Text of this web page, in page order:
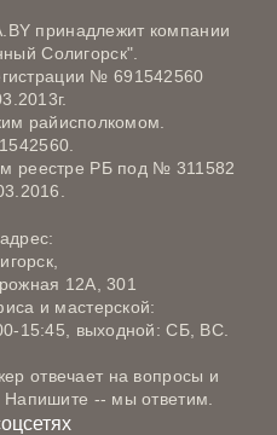
принадлежит компании
Солигорск".
№ 691542560
райисполкомом.
реестре РБ под № 311582
12А, 301
и мастерской:
15:45, выходной: СБ, ВС.
отвечает на вопросы и
-- мы ответим.